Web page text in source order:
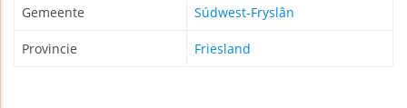
Gemeente Súdwest-Fryslân
Provincie Friesland